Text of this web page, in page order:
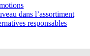
dans l’assortiment
responsables